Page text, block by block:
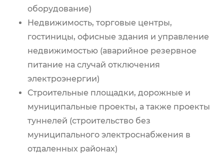
оборудование)
Недвижимость, торговые центры,
гостиницы, офисные здания и управление
недвижимостью (аварийное резервное
питание на случай отключения
электроэнергии)
Строительные площадки, дорожные и
муниципальные проекты, а также проекты
туннелей (строительство без
муниципального электроснабжения в
отдаленных районах)